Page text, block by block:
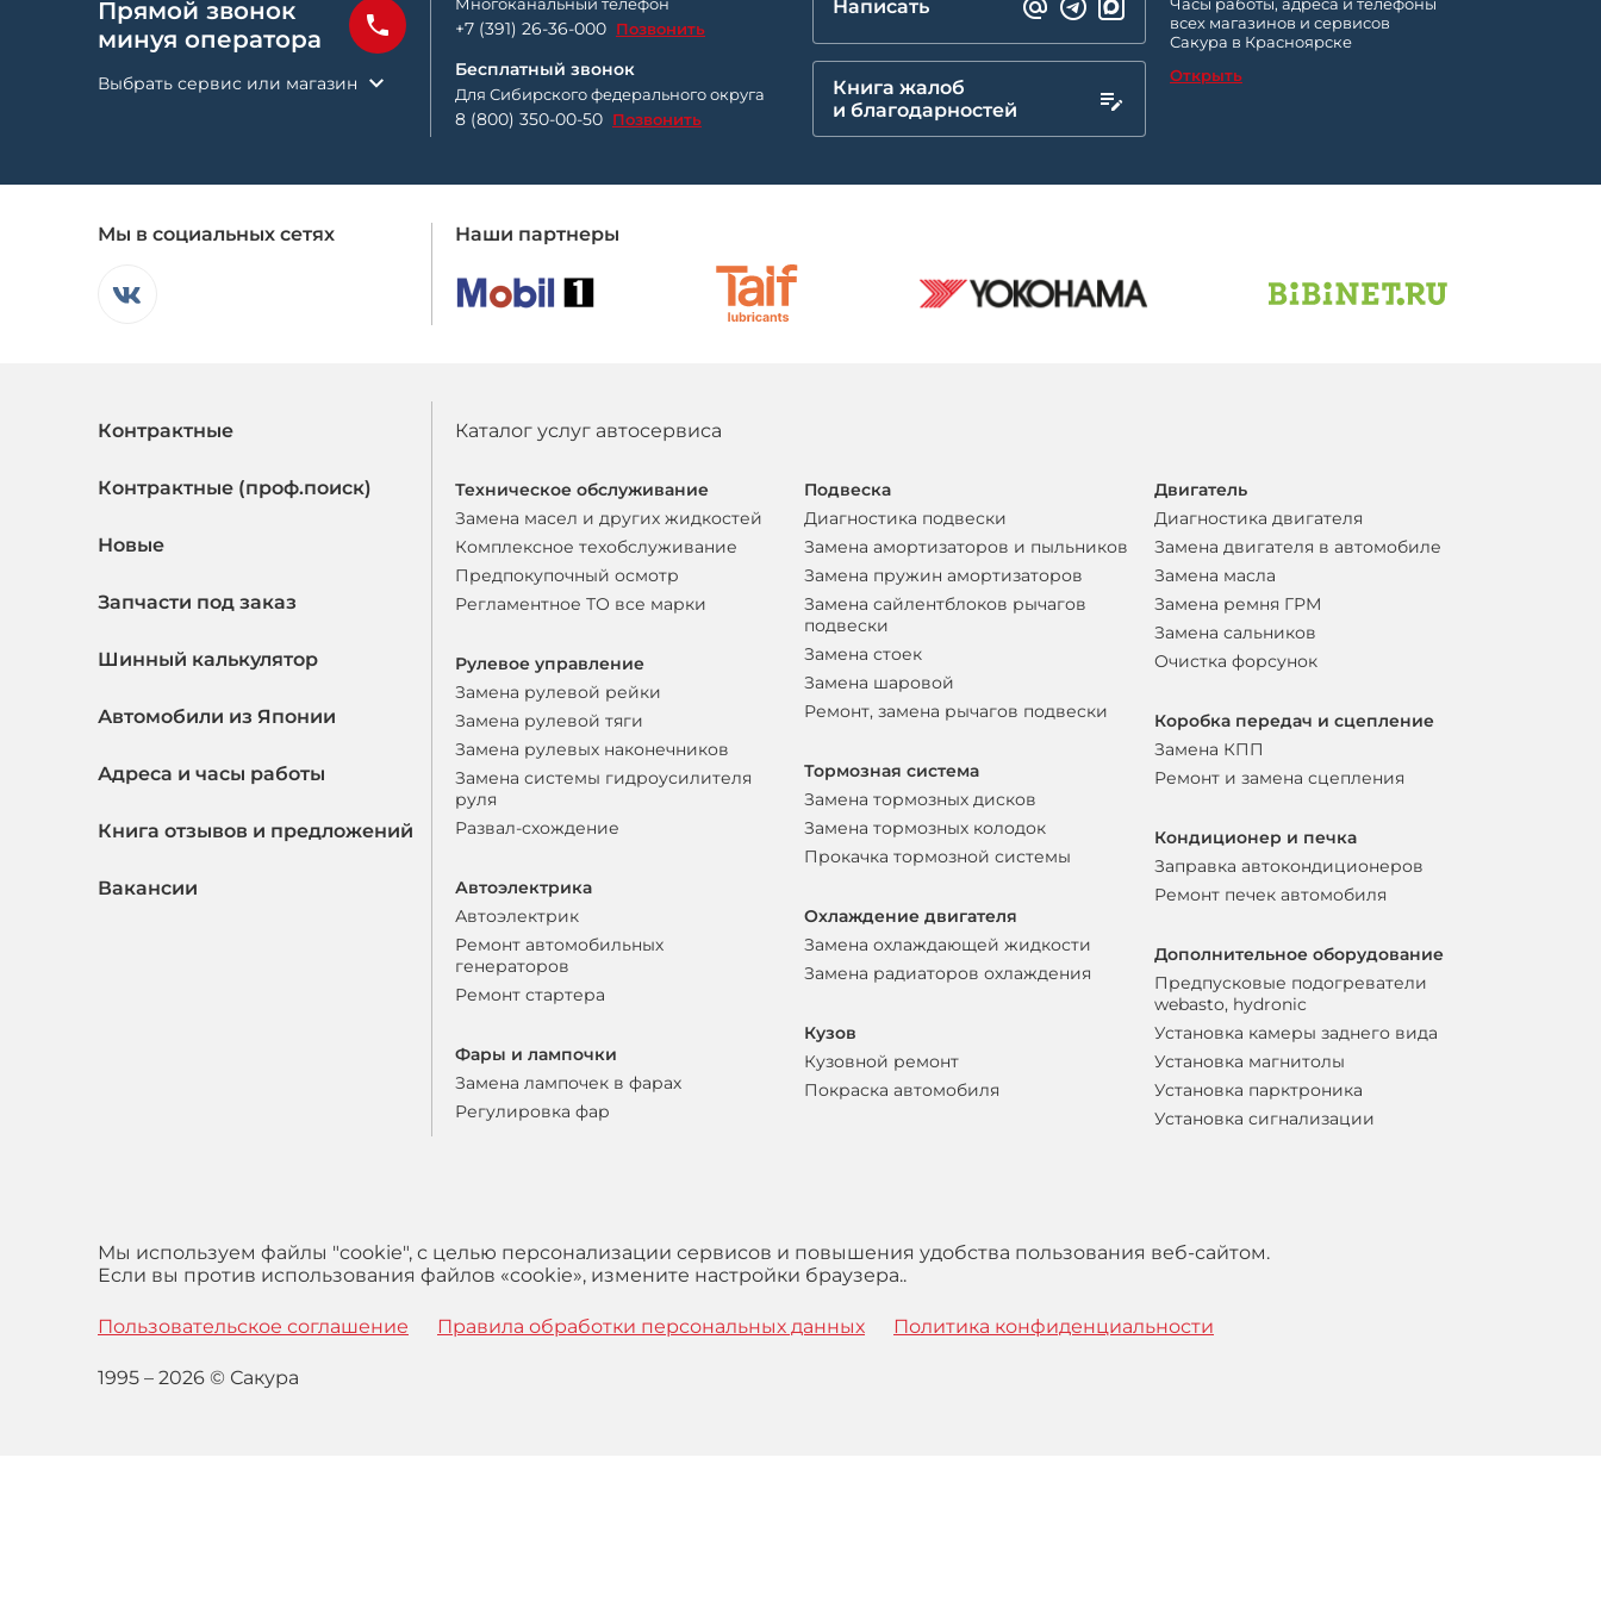
Прямой звонок
минуя оператора
Выбрать сервис или магазин
+7 (391) 26-36-000 Позвонить
Бесплатный звонок
Для Сибирского федерального округа
8 (800) 350-00-50 Позвонить
Написать
Книга жалоб
и благодарностей
всех магазинов и сервисов
Сакура в Красноярске
Открыть
Мы в социальных сетях Наши партнеры
Контрактные
Контрактные (проф.поиск)
Новые
Запчасти под заказ
Шинный калькулятор
Автомобили из Японии
Адреса и часы работы
Книга отзывов и предложений
Вакансии
Каталог услуг автосервиса
Техническое обслуживание
Замена масел и других жидкостей
Комплексное техобслуживание
Предпокупочный осмотр
Регламентное ТО все марки
Рулевое управление
Замена рулевой рейки
Замена рулевой тяги
Замена рулевых наконечников
Замена системы гидроусилителя
руля
Развал-схождение
Автоэлектрика
Автоэлектрик
Ремонт автомобильных
генераторов
Ремонт стартера
Фары и лампочки
Замена лампочек в фарах
Регулировка фар
Подвеска
Диагностика подвески
Замена амортизаторов и пыльников
Замена пружин амортизаторов
Замена сайлентблоков рычагов
подвески
Замена стоек
Замена шаровой
Ремонт, замена рычагов подвески
Тормозная система
Замена тормозных дисков
Замена тормозных колодок
Прокачка тормозной системы
Охлаждение двигателя
Замена охлаждающей жидкости
Замена радиаторов охлаждения
Кузов
Кузовной ремонт
Покраска автомобиля
Двигатель
Диагностика двигателя
Замена двигателя в автомобиле
Замена масла
Замена ремня ГРМ
Замена сальников
Очистка форсунок
Коробка передач и сцепление
Замена КПП
Ремонт и замена сцепления
Кондиционер и печка
Заправка автокондиционеров
Ремонт печек автомобиля
Дополнительное оборудование
Предпусковые подогреватели
webasto, hydronic
Установка камеры заднего вида
Установка магнитолы
Установка парктроника
Установка сигнализации
Мы используем файлы "cookie", с целью персонализации сервисов и повышения удобства пользования веб-сайтом.
Если вы против использования файлов «cookie», измените настройки браузера..
Пользовательское соглашение Правила обработки персональных данных Политика конфиденциальности
1995 – 2026 © Сакура